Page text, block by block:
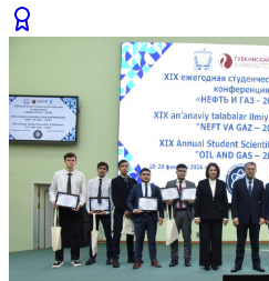
Читать полностью
Все публикации
Конференции и
Научные мероприятия и